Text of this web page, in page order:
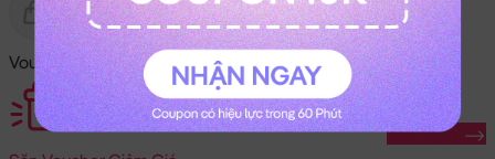
Gửi Tặng Hết Hàng
Voucher Mã Khuyến Mãi:
Săn Ngay